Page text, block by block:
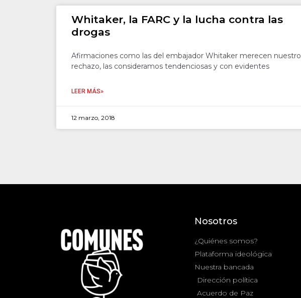
Whitaker, la FARC y la lucha contra las
drogas
Afirmaciones como las del embajador Whitaker merecen nuestro
rechazo, las consideramos tendenciosas y con evidentes
LEER MÁS»
12 marzo, 2018
Nosotros
¿Quiénes somos?
Plataforma ideológica
Nuestra bancada
Dirección política
Acuerdo de Paz